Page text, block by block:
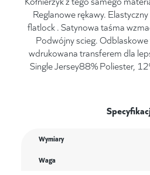
Reglanowe rękawy.
flatlock . Satynowa taśma
Podwójny scieg.
wdrukowana transferem dla
Single Jersey88% Poliester,
Wymiary
Waga